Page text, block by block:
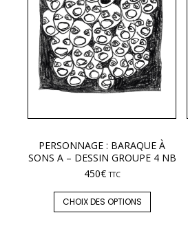
PERSONNAGE : BARAQUE À
SONS A – DESSIN GROUPE 4 NB
450€ TTC
CHOIX DES OPTIONS